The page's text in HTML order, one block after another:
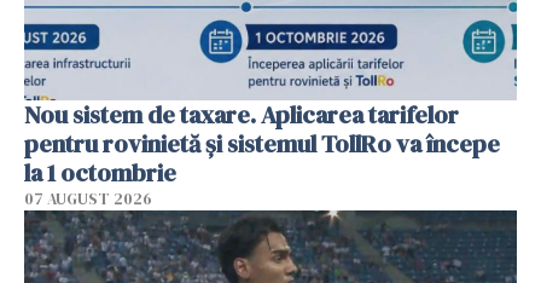
Nou sistem de taxare. Aplicarea tarifelor
pentru rovinietă şi sistemul TollRo va începe
la 1 octombrie
07 AUGUST 2026